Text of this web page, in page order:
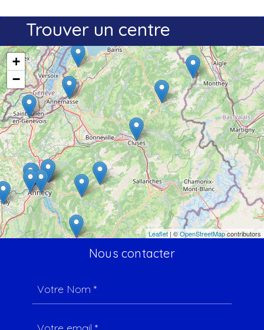
Trouver un centre
+
−
Leaflet | ©OpenStreetMapcontributors
Nous contacter